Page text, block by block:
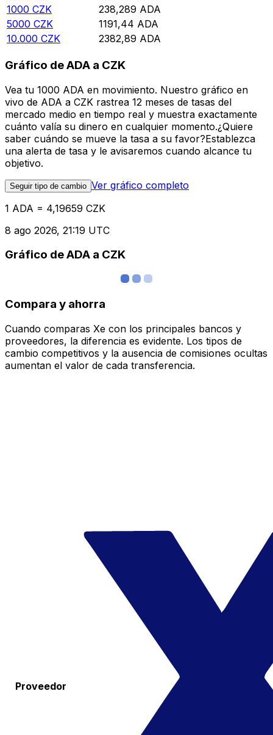
1000 CZK 238,289 ADA
5000 CZK 1191,44 ADA
10.000 CZK 2382,89 ADA
Gráfico de ADA a CZK
Vea tu 1000 ADA en movimiento. Nuestro gráfico en
vivo de ADA a CZK rastrea 12 meses de tasas del
mercado medio en tiempo real y muestra exactamente
cuánto valía su dinero en cualquier momento.¿Quiere
saber cuándo se mueve la tasa a su favor?Establezca
una alerta de tasa y le avisaremos cuando alcance tu
objetivo.
Seguir tipo de cambio Ver gráfico completo
1 ADA = 4,19659 CZK
8 ago 2026, 21:19 UTC
Gráfico de ADA a CZK
Compara y ahorra
Cuando comparas Xe con los principales bancos y
proveedores, la diferencia es evidente. Los tipos de
cambio competitivos y la ausencia de comisiones ocultas
aumentan el valor de cada transferencia.
Proveedor